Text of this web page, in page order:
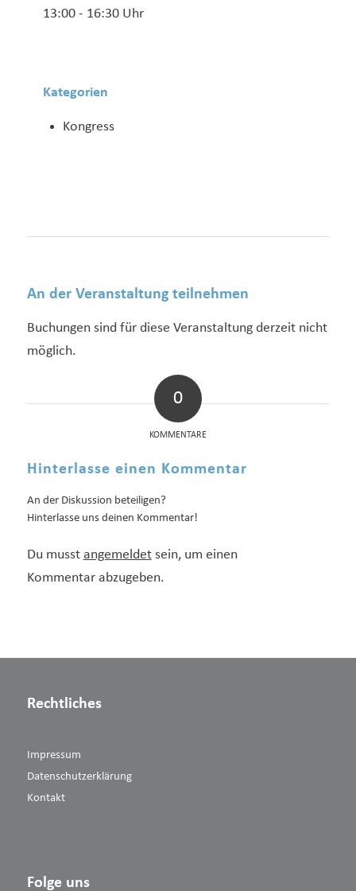
13:00 - 16:30 Uhr
Kategorien
Kongress
An der Veranstaltung teilnehmen
Buchungen sind für diese Veranstaltung derzeit nicht
möglich.
0
KOMMENTARE
Hinterlasse einen Kommentar
An der Diskussion beteiligen?
Hinterlasse uns deinen Kommentar!
Du musst angemeldetsein, um einen
Kommentar abzugeben.
Rechtliches
Impressum
Datenschutzerklärung
Kontakt
Folge uns